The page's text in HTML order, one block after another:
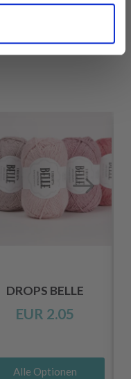
DROPS BELLE
EUR 2.05
Alle Optionen